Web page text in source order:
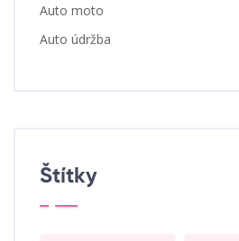
Auto moto
Auto údržba
Štítky